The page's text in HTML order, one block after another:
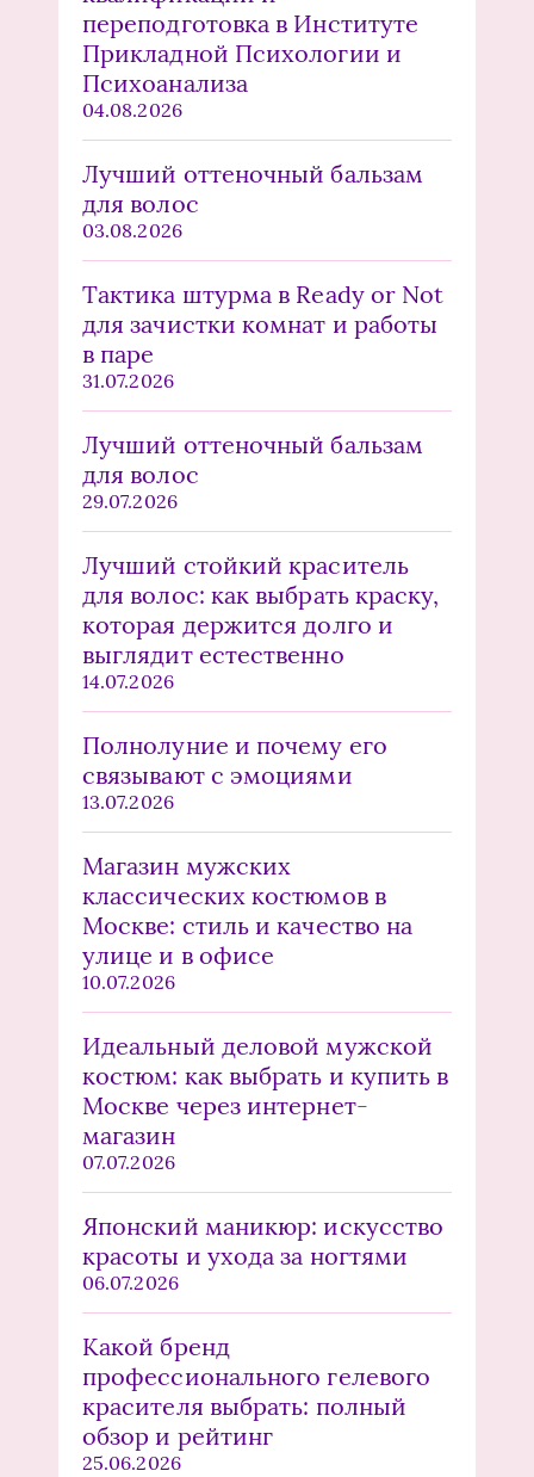
переподготовка в Институте
Прикладной Психологии и
Психоанализа
04.08.2026
Лучший оттеночный бальзам
для волос
03.08.2026
Тактика штурма в Ready or Not
для зачистки комнат и работы
в паре
31.07.2026
Лучший оттеночный бальзам
для волос
29.07.2026
Лучший стойкий краситель
для волос: как выбрать краску,
которая держится долго и
выглядит естественно
14.07.2026
Полнолуние и почему его
связывают с эмоциями
13.07.2026
Магазин мужских
классических костюмов в
Москве: стиль и качество на
улице и в офисе
10.07.2026
Идеальный деловой мужской
костюм: как выбрать и купить в
Москве через интернет-
магазин
07.07.2026
Японский маникюр: искусство
красоты и ухода за ногтями
06.07.2026
Какой бренд
профессионального гелевого
красителя выбрать: полный
обзор и рейтинг
25.06.2026